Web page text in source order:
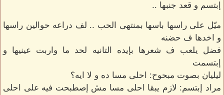
إبتسم و قعد جنبها ..
ميّل على راسها باسها بمنتهى الحب .. لف دراعه حوالين راسها
و اخدها ف حضنه
فضل يلعب ف شعرها بإيده التانيه لحد ما واربت عينيها و
إبتسمت
ليليان بصوت مبحوح: احلى مسا ده و لا ايه؟
مراد إبتسم: لازم يبقا احلى مسا مش إصطبحت فيه على احلى